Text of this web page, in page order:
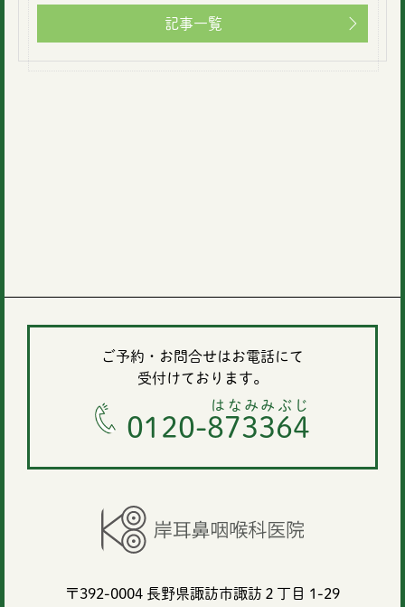
記事一覧
ご予約・お問合せはお電話にて
受付けております。
0120-873364
はなみみぶじ
〒392-0004 長野県諏訪市諏訪２丁目 1-29